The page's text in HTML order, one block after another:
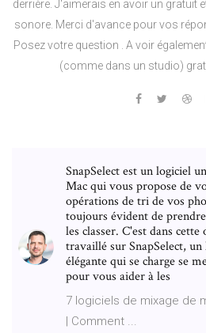
derrière. J'aimerais en avoir un gratuit
sonore. Merci d'avance pour vos
Posez votre question . A voir
(comme dans un studio)
SnapSelect est un logiciel
Mac qui vous propose de
opérations de tri de vos
toujours évident de
les classer. C'est dans
travaillé sur SnapSelect,
élégante qui se charge se
pour vous aider à les
7 logiciels de mixage de
| Comment ...